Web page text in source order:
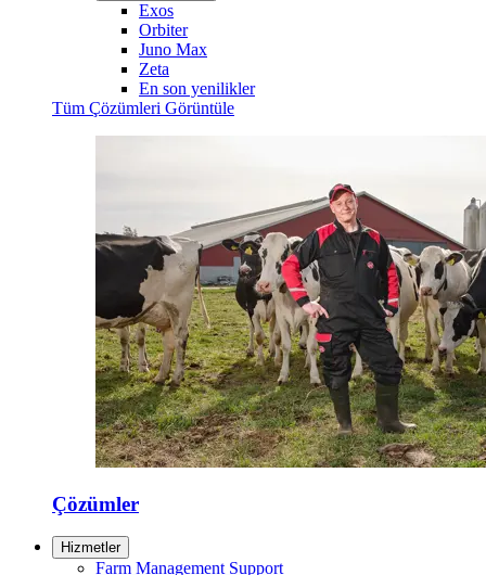
Exos
Orbiter
Juno Max
Zeta
En son yenilikler
Tüm Çözümleri Görüntüle
Çözümler
Hizmetler
Farm Management Support